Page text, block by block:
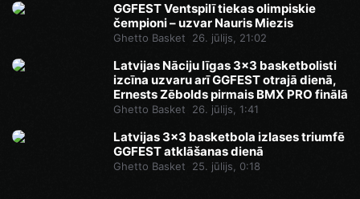
GGFEST Ventspilī tiekas olimpiskie
čempioni – uzvar Nauris Miezis
Ghetto Basket 26. jūlijs, 21:02
Latvijas Nāciju līgas 3x3 basketbolisti
izcīna uzvaru arī GGFEST otrajā dienā,
Ernests Zēbolds pirmais BMX PRO finālā
Ghetto Basket 26. jūlijs, 1:41
Latvijas 3x3 basketbola izlases triumfē
GGFEST atklāšanas dienā
Ghetto Basket 25. jūlijs, 0:18